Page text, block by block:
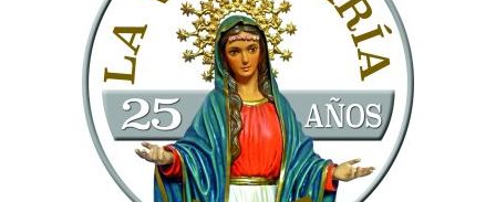
necesitados.
La Fundación Edith Wagner
Haberland: Un ejemplo de servicio
La audiencia con la Fundación Edith Wagner Haberland
sirvió para destacar el papel de las organizaciones que,
inspiradas por valores cristianos, trabajan para el